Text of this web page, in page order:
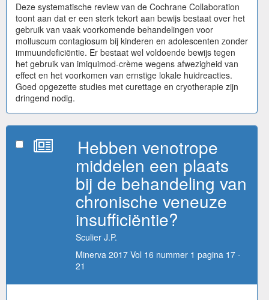
Deze systematische review van de Cochrane Collaboration
toont aan dat er een sterk tekort aan bewijs bestaat over het
gebruik van vaak voorkomende behandelingen voor
molluscum contagiosum bij kinderen en adolescenten zonder
immuundeficiëntie. Er bestaat wel voldoende bewijs tegen
het gebruik van imiquimod-crème wegens afwezigheid van
effect en het voorkomen van ernstige lokale huidreacties.
Goed opgezette studies met curettage en cryotherapie zijn
dringend nodig.
Hebben venotrope
middelen een plaats
bij de behandeling van
chronische veneuze
insufficiëntie?
Sculier J.P.
Minerva 2017 Vol 16 nummer 1 pagina 17 -
21